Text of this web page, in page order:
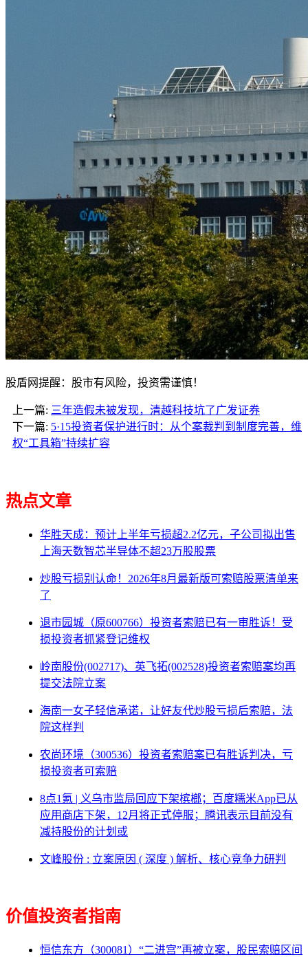
股盾网提醒：股市有风险，投资需谨慎！
上一篇: 三年造假未被发现，清越科技坑了广发证券
下一篇: 5·15投资者保护进行时：从个案裁判到制度完善，维
权“工具箱”持续扩容
热点文章
华胜天成：预计上半年亏损超2.2亿元，子公司拟出售
上海天数智芯半导体不超23万股股票
炒股亏损别认命！2026年8月最新版可索赔股票清单来
了
退市园城（原600766）投资者索赔已有一审胜诉！受
损投资者抓紧登记维权
岭南股份(002717)、英飞拓(002528)投资者索赔案均再
提交法院立案
海南一女子轻信承诺，让好友代炒股亏损后索赔，法
院这样判
农尚环境（300536）投资者索赔案已有胜诉判决，亏
损投资者可索赔
8点1氪 | 义乌市监局回应下架槟榔；百度糯米App已从
应用商店下架，12月将正式停服；腾讯表示目前没有
减持股份的计划或
文峰股份 : 立案原因 ( 深度 ) 解析、核心竞争力研判
价值投资者指南
恒信东方（300081）“二进宫”再被立案，股民索赔区间